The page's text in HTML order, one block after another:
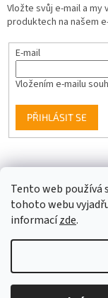
Tento web používá
tohoto webu
informacízde.
Vložte svůj e-mail a
produktech na našem
E-mail
Vložením e-mailu
PŘIHLÁSIT SE
Facebook
Copyright 2026